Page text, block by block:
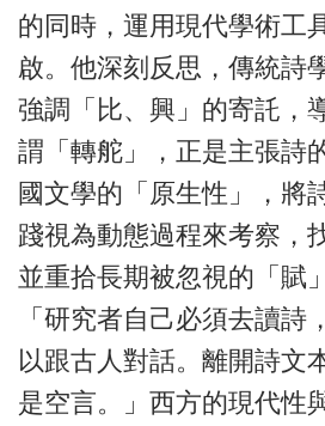
的同時，運用現代學術工
啟。他深刻反思，傳統詩
強調「比、興」的寄託，
謂「轉舵」，正是主張詩
國文學的「原生性」，將
踐視為動態過程來考察，
並重拾長期被忽視的「賦
「研究者自己必須去讀詩
以跟古人對話。離開詩文
是空言。」西方的現代性